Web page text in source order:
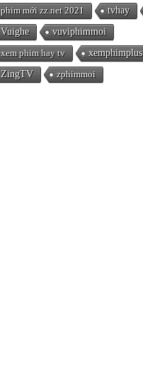
phim mới zz.net 2021
tvhay
Vuighe
vuviphimmoi
xem phim hay tv
xemphimplus
ZingTV
zphimmoi